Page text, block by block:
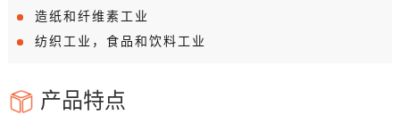
造纸和纤维素工业
纺织工业，食品和饮料工业
产品特点